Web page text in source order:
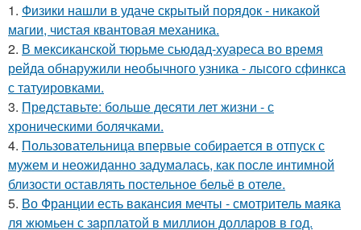
1. Физики нашли в удаче скрытый порядок - никакой
магии, чистая квантовая механика.
2. В мексиканской тюрьме сьюдад-хуареса во время
рейда обнаружили необычного узника - лысого сфинкса
с татуировками.
3. Представьте: больше десяти лет жизни - с
хроническими болячками.
4. Пользовательница впервые собирается в отпуск с
мужем и неожиданно задумалась, как после интимной
близости оставлять постельное бельё в отеле.
5. Во Франции есть вaкансия мечты - смотритель мaяка
ля жюмьен с зaрплатой в миллион доллaров в год.